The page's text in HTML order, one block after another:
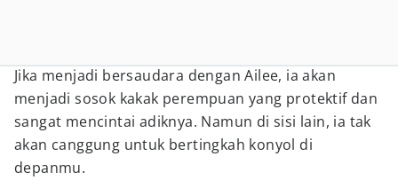
Jika menjadi bersaudara dengan Ailee, ia akan
menjadi sosok kakak perempuan yang protektif dan
sangat mencintai adiknya. Namun di sisi lain, ia tak
akan canggung untuk bertingkah konyol di
depanmu.